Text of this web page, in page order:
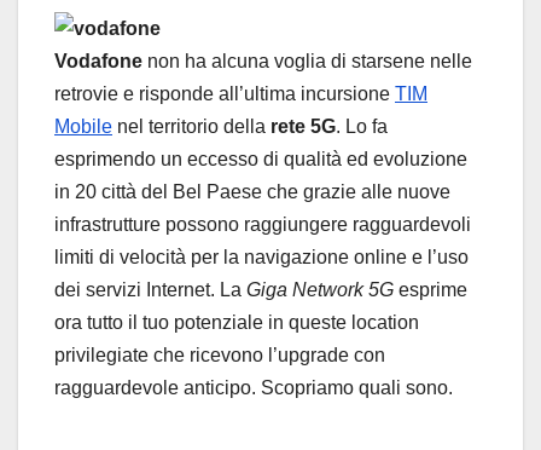
Vodafone non ha alcuna voglia di starsene nelle
retrovie e risponde all’ultima incursione TIM
Mobile nel territorio della rete 5G. Lo fa
esprimendo un eccesso di qualità ed evoluzione
in 20 città del Bel Paese che grazie alle nuove
infrastrutture possono raggiungere ragguardevoli
limiti di velocità per la navigazione online e l’uso
dei servizi Internet. La Giga Network 5G esprime
ora tutto il tuo potenziale in queste location
privilegiate che ricevono l’upgrade con
ragguardevole anticipo. Scopriamo quali sono.